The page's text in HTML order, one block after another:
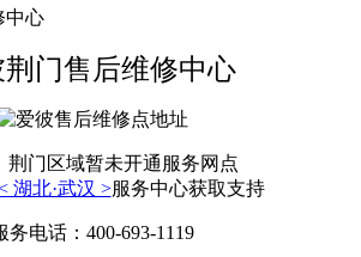
荆门售后维修中心
荆门区域暂未开通服务网点
湖北·武汉 >服务中心获取支持
务电话：400-693-1119